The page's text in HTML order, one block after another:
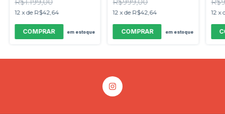
R$1.199,00
12 xde R$42,64
em estoque
R$999,00
12 xde R$42,64
em estoque
12 x